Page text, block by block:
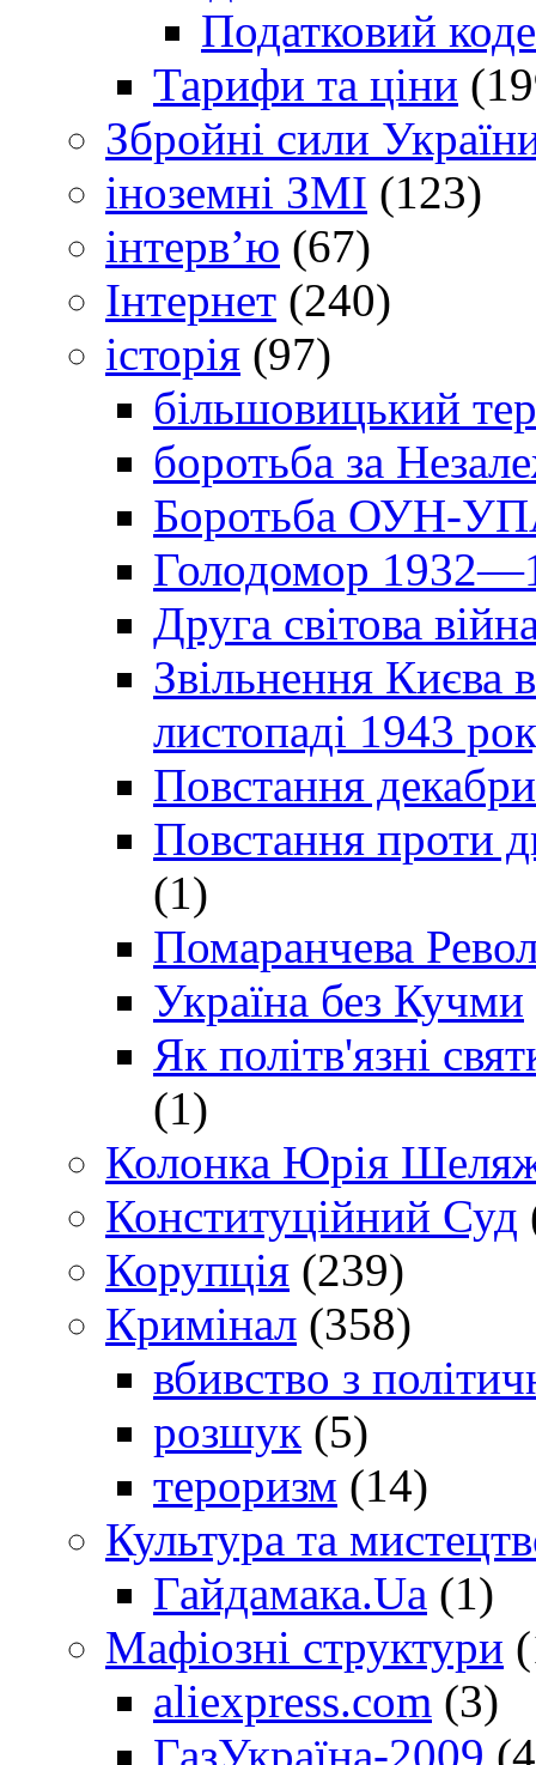
Податковий
Тарифи та ціни
Збройні сили
іноземні ЗМІ (123)
інтерв’ю (67)
Інтернет (240)
історія (97)
більшовицький
боротьба за
Боротьба ОУН-УПА
Голодомор
Друга світова
Звільнення Києва
листопаді 1943
Повстання
Повстання проти
(1)
Помаранчева
Україна без Кучми
Як політв'язні
(1)
Колонка Юрія
Конституційний Суд
Корупція (239)
Кримінал (358)
вбивство з
розшук (5)
тероризм (14)
Культура та
Гайдамака.Ua (1)
Мафіозні структури
aliexpress.com (3)
ГазУкраїна-2009